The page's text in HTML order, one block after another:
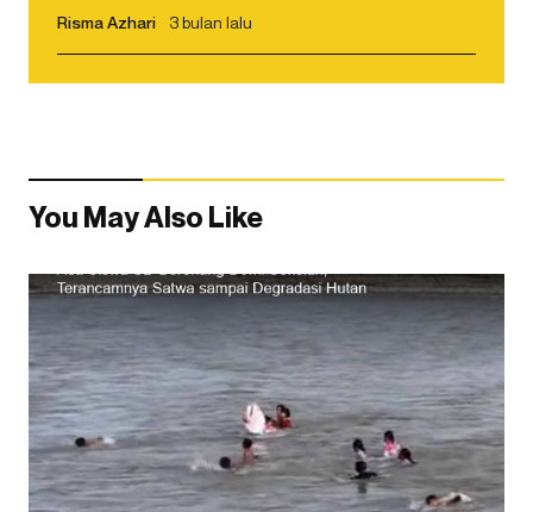
Risma Azhari 3 bulan lalu
You May Also Like